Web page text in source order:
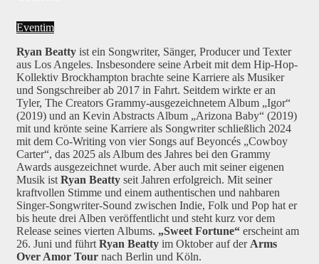
Eventim
Ryan Beatty ist ein Songwriter, Sänger, Producer und Texter
aus Los Angeles. Insbesondere seine Arbeit mit dem Hip-Hop-
Kollektiv Brockhampton brachte seine Karriere als Musiker
und Songschreiber ab 2017 in Fahrt. Seitdem wirkte er an
Tyler, The Creators Grammy-ausgezeichnetem Album „Igor“
(2019) und an Kevin Abstracts Album „Arizona Baby“ (2019)
mit und krönte seine Karriere als Songwriter schließlich 2024
mit dem Co-Writing von vier Songs auf Beyoncés „Cowboy
Carter“, das 2025 als Album des Jahres bei den Grammy
Awards ausgezeichnet wurde. Aber auch mit seiner eigenen
Musik ist Ryan Beatty seit Jahren erfolgreich. Mit seiner
kraftvollen Stimme und einem authentischen und nahbaren
Singer-Songwriter-Sound zwischen Indie, Folk und Pop hat er
bis heute drei Alben veröffentlicht und steht kurz vor dem
Release seines vierten Albums. „Sweet Fortune“ erscheint am
26. Juni und führt Ryan Beatty im Oktober auf der Arms
Over Amor Tour nach Berlin und Köln.